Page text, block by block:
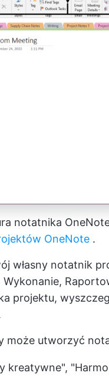
notatnika
OneNote .
własny notatnik
projektu,
może utworzyć
kreatywne",